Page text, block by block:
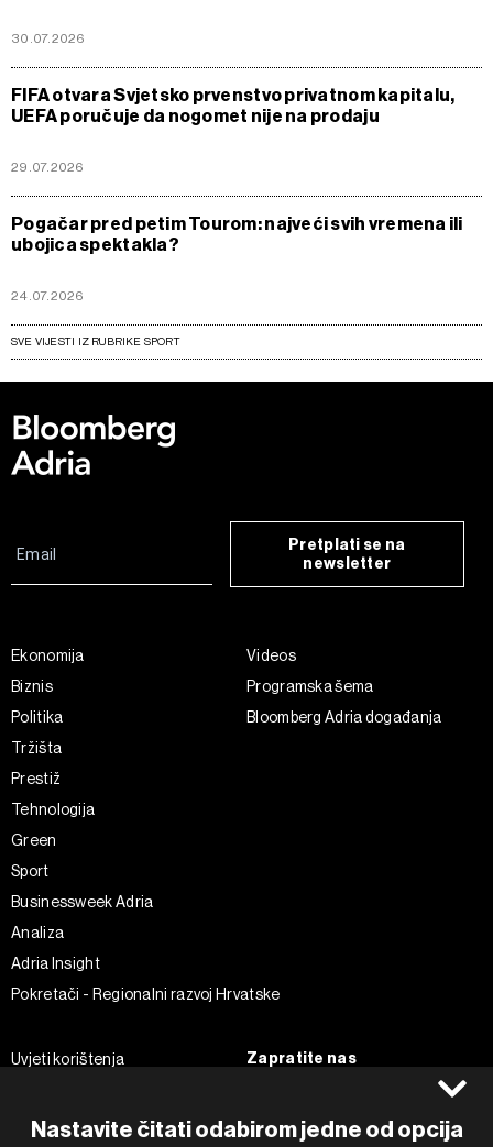
30.07.2026
FIFA otvara Svjetsko prvenstvo privatnom kapitalu,
UEFA poručuje da nogomet nije na prodaju
29.07.2026
Pogačar pred petim Tourom: najveći svih vremena ili
ubojica spektakla?
24.07.2026
SVE VIJESTI IZ RUBRIKE SPORT
Nastavite čitati odabirom jedne od opcija
Pretplati se na
newsletter
Ekonomija
Biznis
Politika
Tržišta
Prestiž
Tehnologija
Green
Sport
Businessweek Adria
Analiza
Adria Insight
Pokretači - Regionalni razvoj Hrvatske
Videos
Programska šema
Bloomberg Adria događanja
Uvjeti korištenja
Politika kolačića
Zapratite nas
Instagram